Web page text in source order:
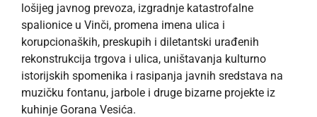
lošijeg javnog prevoza, izgradnje katastrofalne
spalionice u Vinči, promena imena ulica i
korupcionaških, preskupih i diletantski urađenih
rekonstrukcija trgova i ulica, uništavanja kulturno
istorijskih spomenika i rasipanja javnih sredstava na
muzičku fontanu, jarbole i druge bizarne projekte iz
kuhinje Gorana Vesića.